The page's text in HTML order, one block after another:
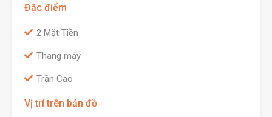
Đặc điểm
2 Mặt Tiền
Thang máy
Trần Cao
Vị trí trên bản đồ